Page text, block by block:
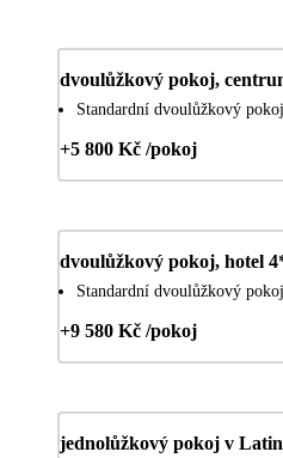
dvoulůžkový pokoj,
Standardní dvoulůžkový
+5 800 Kč /pokoj
dvoulůžkový pokoj,
Standardní dvoulůžkový
+9 580 Kč /pokoj
jednolůžkový pokoj v